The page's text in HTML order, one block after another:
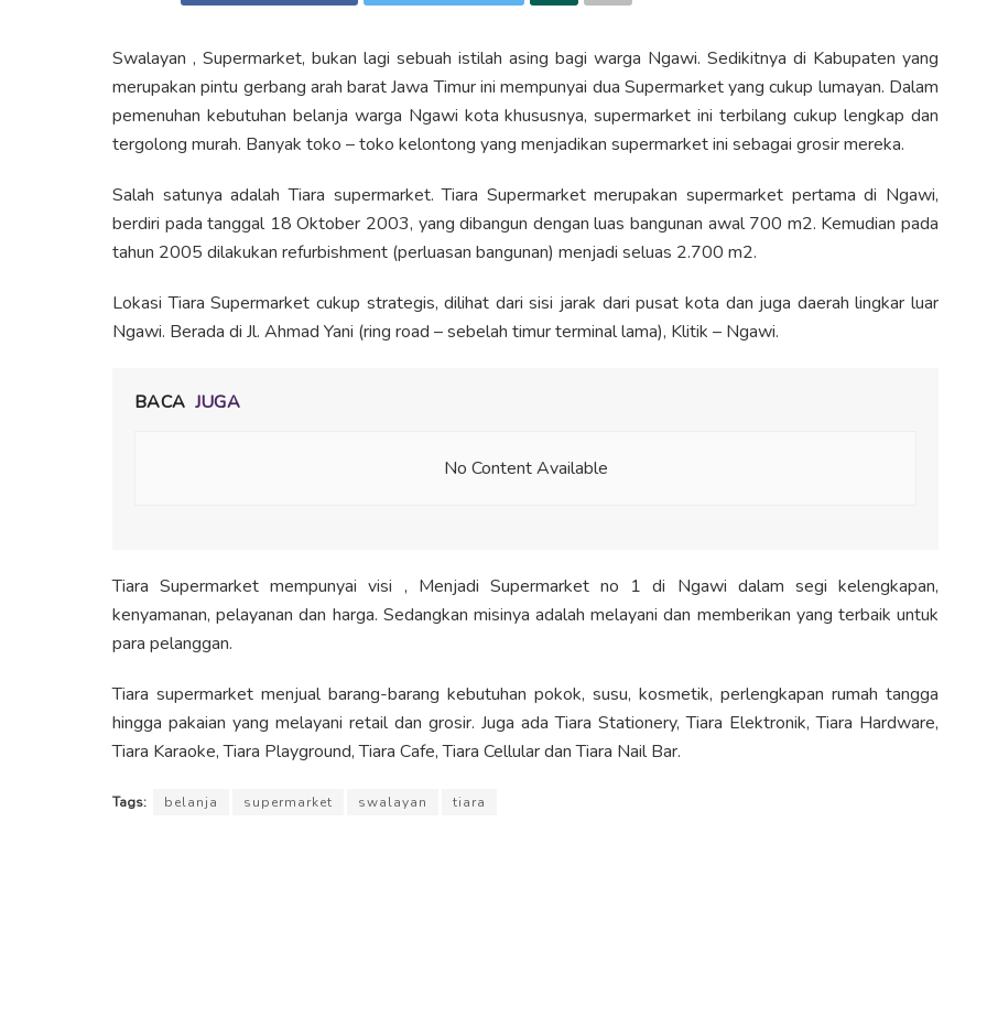
Swalayan , Supermarket, bukan lagi sebuah istilah asing bagi warga Ngawi. Sedikitnya di Kabupaten yang
merupakan pintu gerbang arah barat Jawa Timur ini mempunyai dua Supermarket yang cukup lumayan. Dalam
pemenuhan kebutuhan belanja warga Ngawi kota khususnya, supermarket ini terbilang cukup lengkap dan
tergolong murah. Banyak toko – toko kelontong yang menjadikan supermarket ini sebagai grosir mereka.
Salah satunya adalah Tiara supermarket. Tiara Supermarket merupakan supermarket pertama di Ngawi,
berdiri pada tanggal 18 Oktober 2003, yang dibangun dengan luas bangunan awal 700 m2. Kemudian pada
tahun 2005 dilakukan refurbishment (perluasan bangunan) menjadi seluas 2.700 m2.
Lokasi Tiara Supermarket cukup strategis, dilihat dari sisi jarak dari pusat kota dan juga daerah lingkar luar
Ngawi. Berada di Jl. Ahmad Yani (ring road – sebelah timur terminal lama), Klitik – Ngawi.
BACA JUGA
No Content Available
Tiara Supermarket mempunyai visi , Menjadi Supermarket no 1 di Ngawi dalam segi kelengkapan,
kenyamanan, pelayanan dan harga. Sedangkan misinya adalah melayani dan memberikan yang terbaik untuk
para pelanggan.
Tiara supermarket menjual barang-barang kebutuhan pokok, susu, kosmetik, perlengkapan rumah tangga
hingga pakaian yang melayani retail dan grosir. Juga ada Tiara Stationery, Tiara Elektronik, Tiara Hardware,
Tiara Karaoke, Tiara Playground, Tiara Cafe, Tiara Cellular dan Tiara Nail Bar.
Tags: belanja supermarket swalayan tiara